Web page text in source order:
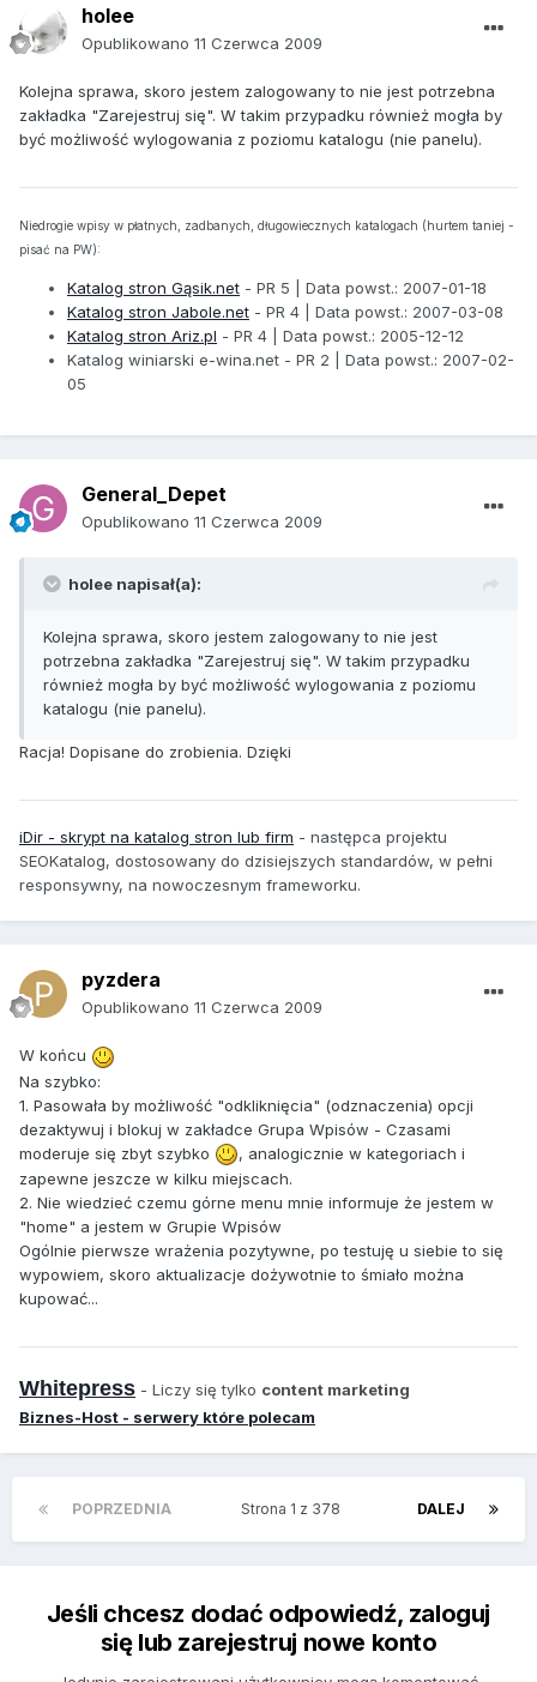
holee
Opublikowano 11 Czerwca 2009
Kolejna sprawa, skoro jestem zalogowany to nie jest potrzebna
zakładka "Zarejestruj się". W takim przypadku również mogła by
być możliwość wylogowania z poziomu katalogu (nie panelu).
Niedrogie wpisy w płatnych, zadbanych, długowiecznych katalogach (hurtem taniej -
pisać na PW):
Katalog stron Gąsik.net - PR 5 | Data powst.: 2007-01-18
Katalog stron Jabole.net - PR 4 | Data powst.: 2007-03-08
Katalog stron Ariz.pl - PR 4 | Data powst.: 2005-12-12
Katalog winiarski e-wina.net - PR 2 | Data powst.: 2007-02-
05
General_Depet
Opublikowano 11 Czerwca 2009
holee napisał(a):
Kolejna sprawa, skoro jestem zalogowany to nie jest
potrzebna zakładka "Zarejestruj się". W takim przypadku
również mogła by być możliwość wylogowania z poziomu
katalogu (nie panelu).
Racja! Dopisane do zrobienia. Dzięki
iDir - skrypt na katalog stron lub firm - następca projektu
SEOKatalog, dostosowany do dzisiejszych standardów, w pełni
responsywny, na nowoczesnym frameworku.
pyzdera
Opublikowano 11 Czerwca 2009
W końcu
Na szybko:
1. Pasowała by możliwość "odkliknięcia" (odznaczenia) opcji
dezaktywuj i blokuj w zakładce Grupa Wpisów - Czasami
moderuje się zbyt szybko
, analogicznie w kategoriach i
zapewne jeszcze w kilku miejscach.
2. Nie wiedzieć czemu górne menu mnie informuje że jestem w
"home" a jestem w Grupie Wpisów
Ogólnie pierwsze wrażenia pozytywne, po testuję u siebie to się
wypowiem, skoro aktualizacje dożywotnie to śmiało można
kupować...
Whitepress - Liczy się tylko content marketing
Biznes-Host - serwery które polecam
POPRZEDNIA DALEJ
Strona 1 z 378
Jeśli chcesz dodać odpowiedź, zaloguj
się lub zarejestruj nowe konto